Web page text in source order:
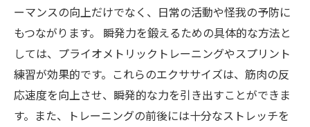
ーマンスの向上だけでなく、日常の活動や怪我の予防に
もつながります。 瞬発力を鍛えるための具体的な方法と
しては、プライオメトリックトレーニングやスプリント
練習が効果的です。これらのエクササイズは、筋肉の反
応速度を向上させ、瞬発的な力を引き出すことができま
す。また、トレーニングの前後には十分なストレッチを